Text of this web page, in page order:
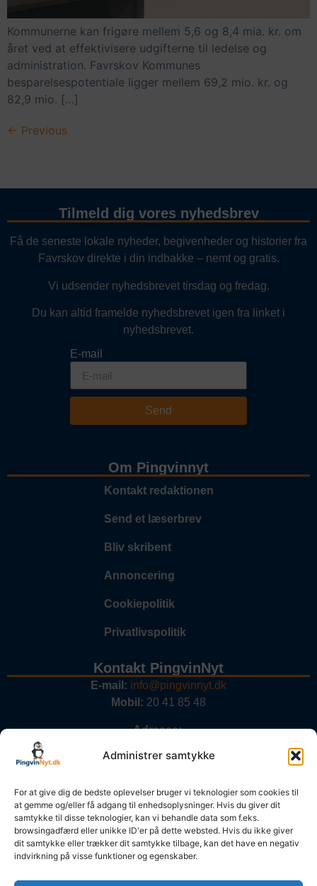
Administrer samtykke
For at give dig de bedste oplevelser bruger vi teknologier som cookies til
at gemme og/eller få adgang til enhedsoplysninger. Hvis du giver dit
samtykke til disse teknologier, kan vi behandle data som f.eks.
browsingadfærd eller unikke ID'er på dette websted. Hvis du ikke giver
dit samtykke eller trækker dit samtykke tilbage, kan det have en negativ
indvirkning på visse funktioner og egenskaber.
Kommunerne kan frigøre mellem 5,6 og 8,4 mia. kr. om
året ved at effektivisere udgifterne til ledelse og
administration. Favrskov Kommunes
besparelsespotentiale ligger mellem 69,2 mio. kr. og
82,9 mio. […]
← Previous
Tilmeld dig vores nyhedsbrev
Få de seneste lokale nyheder, begivenheder og historier fra
Favrskov direkte i din indbakke – nemt og gratis.
Vi udsender nyhedsbrevet tirsdag og fredag.
Du kan altid framelde nyhedsbrevet igen fra linket i
nyhedsbrevet.
E-mail
Send
Om Pingvinnyt
Kontakt redaktionen
Send et læserbrev
Bliv skribent
Annoncering
Cookiepolitik
Privatlivspolitik
Kontakt PingvinNyt
E-mail: info@pingvinnyt.dk
Mobil: 20 41 85 48
Adresse:
Rækkevej 9
CVR nr:27693997
Vi tager ansvar